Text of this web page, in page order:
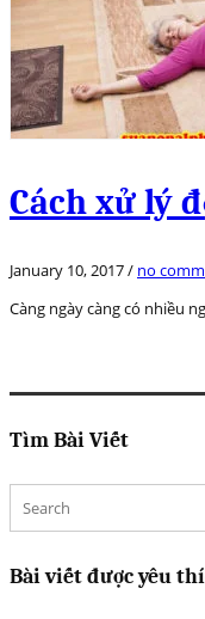
Cách xử lý
January 10, 2017/ no
Càng ngày càng có nhiều
Tìm Bài Viết
Bài viết được yêu